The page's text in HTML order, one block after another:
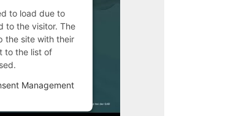
to load due to
to the visitor. The
the site with their
to the list of
Management